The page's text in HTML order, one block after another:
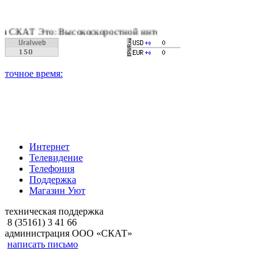
Это: Высокоскоростной интернет, качественное цифровое и
Интернет
Телевидение
Телефония
Поддержка
Магазин Уют
техническая поддержка
8 (35161) 3 41 66
администрация ООО «СКАТ»
написать письмо